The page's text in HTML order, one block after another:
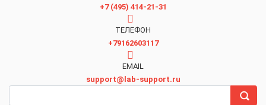
+7 (495) 414-21-31
TЕЛЕФОН
+79162603117
EMAIL
support@lab-support.ru